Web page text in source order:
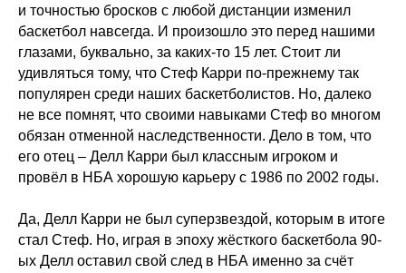
и точностью бросков с любой дистанции изменил
баскетбол навсегда. И произошло это перед нашими
глазами, буквально, за каких-то 15 лет. Стоит ли
удивляться тому, что Стеф Карри по-прежнему так
популярен среди наших баскетболистов. Но, далеко
не все помнят, что своими навыками Стеф во многом
обязан отменной наследственности. Дело в том, что
его отец – Делл Карри был классным игроком и
провёл в НБА хорошую карьеру с 1986 по 2002 годы.
Да, Делл Карри не был суперзвездой, которым в итоге
стал Стеф. Но, играя в эпоху жёсткого баскетбола 90-
ых Делл оставил свой след в НБА именно за счёт